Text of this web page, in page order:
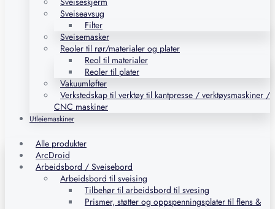
Sveiseavsug
Filter
Sveisemasker
Reoler til rør/materialer og plater
Reol til materialer
Reoler til plater
Vakuumløfter
Verkstedskap til verktøy til kantpresse / verktøysmaskiner /
CNC maskiner
Utleiemaskiner
Alle produkter
ArcDroid
Arbeidsbord / Sveisebord
Arbeidsbord til sveising
Tilbehør til arbeidsbord til svesing
Prismer, støtter og oppspenningsplater til flens &